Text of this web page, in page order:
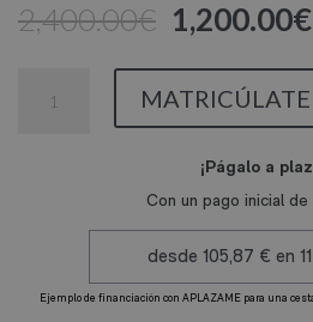
2,400.00€ El
original
era:
1,200.00€
cantidad
MATRICÚLATE